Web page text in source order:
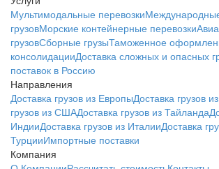
Мультимодальные перевозки
грузовМорские контейнерные перевозки
грузовСборные грузыТаможенное
консолидацииДоставка сложных и опасных
поставок в Россию
Направления
Доставка грузов из ЕвропыДоставка грузов
грузов из СШАДоставка грузов из Тайланда
ИндииДоставка грузов из ИталииДоставка
ТурцииИмпортные поставки
Компания